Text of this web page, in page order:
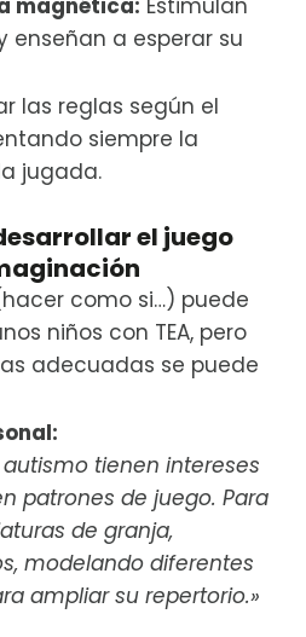
magnética: Estimulan
a esperar su
las reglas según el
siempre la
jugada.
el juego
como si…) puede
niños con TEA, pero
adecuadas se puede
tienen intereses
patrones de juego. Para
de granja,
modelando diferentes
ampliar su repertorio.»